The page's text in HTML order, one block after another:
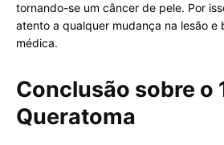
tornando-se um câncer de pele. Por
atento a qualquer mudança na lesão e
médica.
Conclusão sobre o
Queratoma